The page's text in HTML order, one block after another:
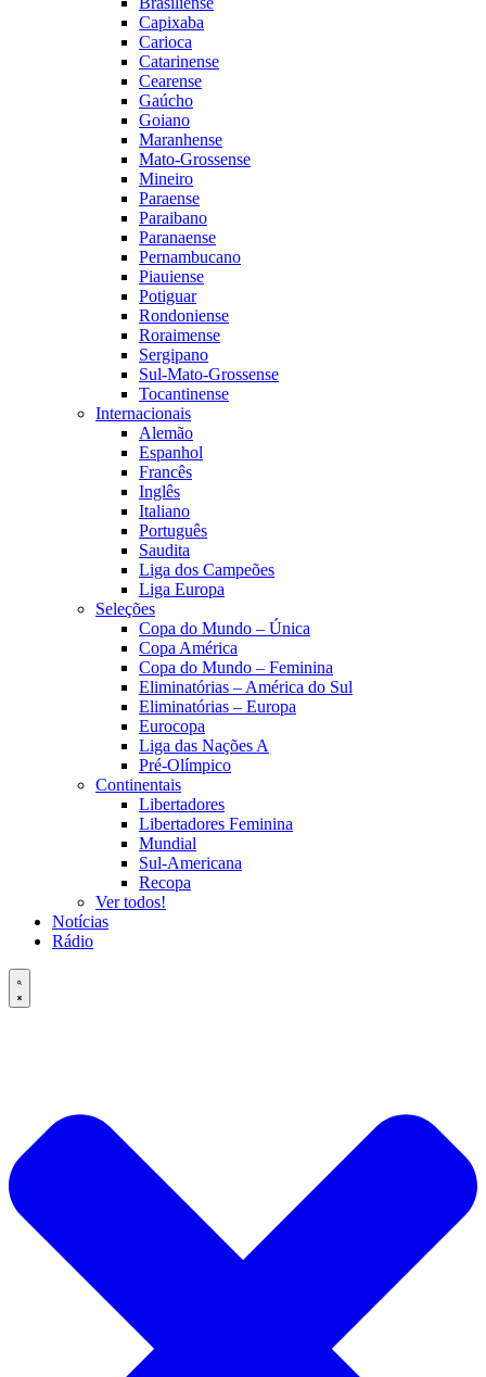
Capixaba
Carioca
Catarinense
Cearense
Gaúcho
Goiano
Maranhense
Mato-Grossense
Mineiro
Paraense
Paraibano
Paranaense
Pernambucano
Piauiense
Potiguar
Rondoniense
Roraimense
Sergipano
Sul-Mato-Grossense
Tocantinense
Internacionais
Alemão
Espanhol
Francês
Inglês
Italiano
Português
Saudita
Liga dos Campeões
Liga Europa
Seleções
Copa do Mundo – Única
Copa América
Copa do Mundo – Feminina
Eliminatórias – América do Sul
Eliminatórias – Europa
Eurocopa
Liga das Nações A
Pré-Olímpico
Continentais
Libertadores
Libertadores Feminina
Mundial
Sul-Americana
Recopa
Ver todos!
Notícias
Rádio